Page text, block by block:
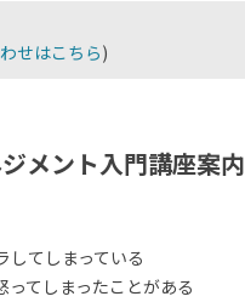
せはこちら)
メント入門講座案内
してしまっている
ってしまったことがある